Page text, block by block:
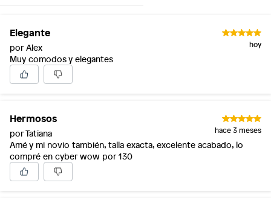
Elegante
por Alex hoy
Muy comodos y elegantes
Hermosos
por Tatiana hace 3 meses
Amé y mi novio también, talla exacta, excelente acabado, lo
compré en cyber wow por 130